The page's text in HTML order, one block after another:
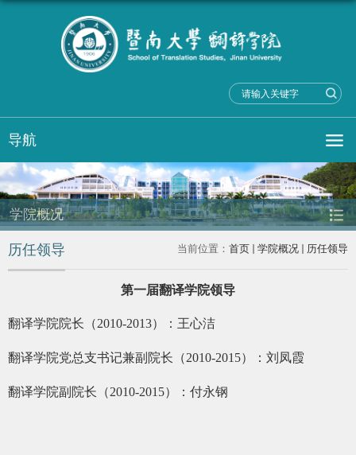
导航
学院概况
当前位置： 首页 学院概况 历任领导
历任领导
第一届翻译学院领导
翻译学院院长（2010-2013）：王心洁
翻译学院党总支书记兼副院长（2010-2015）：刘凤霞
翻译学院副院长（2010-2015）：付永钢